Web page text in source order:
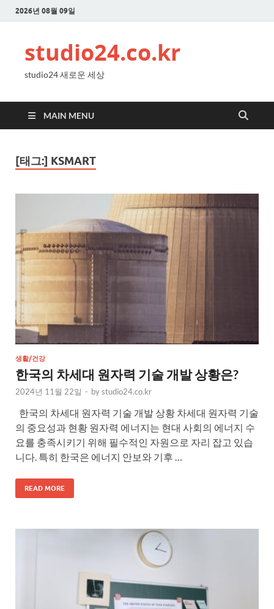
2026년 08월 09일
studio24.co.kr
studio24 새로운 세상
MAIN MENU
[태그:] KSMART
생활/건강
한국의 차세대 원자력 기술 개발 상황은?
2024년 11월 22일 - bystudio24.co.kr
한국의 차세대 원자력 기술 개발 상황 차세대 원자력 기술
의 중요성과 현황 원자력 에너지는 현대 사회의 에너지 수
요를 충족시키기 위해 필수적인 자원으로 자리 잡고 있습
니다. 특히 한국은 에너지 안보와 기후 …
READ MORE